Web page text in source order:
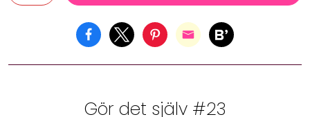
Gör det själv #23